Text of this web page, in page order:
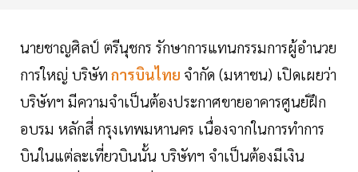
นายชาญศิลป์ ตรีนุชกร รักษาการแทนกรรมการผู้อำนวย
การใหญ่ บริษัท การบินไทย จำกัด (มหาชน) เปิดเผยว่า
บริษัทฯ มีความจำเป็นต้องประกาศขายอาคารศูนย์ฝึก
อบรม หลักสี่ กรุงเทพมหานคร เนื่องจากในการทำการ
บินในแต่ละเที่ยวบินนั้น บริษัทฯ จำเป็นต้องมีเงิน